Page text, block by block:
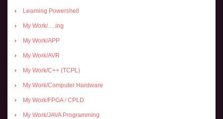
Learning Powershell
My Work/….ing
My Work/APP
My Work/AVR
My Work/C++ (TCPL)
My Work/Computer Hardware
My Work/FPGA / CPLD
My Work/JAVA Programming